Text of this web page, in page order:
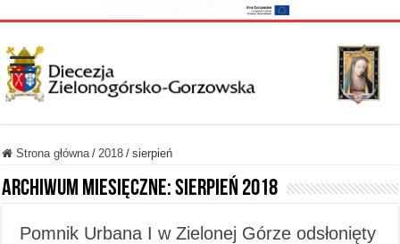
Strona główna / 2018 / sierpień
Archiwum miesięczne:sierpień 2018
Pomnik Urbana I w Zielonej Górze odsłonięty